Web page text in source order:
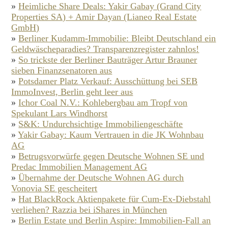
»Heimliche Share Deals: Yakir Gabay (Grand City
Properties SA) + Amir Dayan (Lianeo Real Estate
GmbH)
»Berliner Kudamm-Immobilie: Bleibt Deutschland ein
Geldwäscheparadies? Transparenzregister zahnlos!
» So trickste der Berliner Bauträger Artur Brauner
sieben Finanzsenatoren aus
»Potsdamer Platz Verkauf: Ausschüttung bei SEB
ImmoInvest, Berlin geht leer aus
»Ichor Coal N.V.: Kohlebergbau am Tropf von
Spekulant Lars Windhorst
» S&K: Undurchsichtige Immobiliengeschäfte
»Yakir Gabay: Kaum Vertrauen in die JK Wohnbau
AG
»Betrugsvorwürfe gegen Deutsche Wohnen SE und
Predac Immobilien Management AG
»Übernahme der Deutsche Wohnen AG durch
Vonovia SE gescheitert
»Hat BlackRock Aktienpakete für Cum-Ex-Diebstahl
verliehen? Razzia bei iShares in München
»Berlin Estate und Berlin Aspire: Immobilien-Fall an